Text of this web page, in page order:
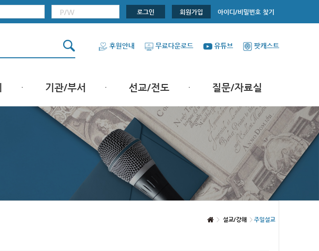
로그인 회원가입 아이디/비밀번호 찾기
후원안내 무료다운로드 유튜브 팟캐스트
기관/부서 선교/전도 질문/자료실
설교/강해 주일설교